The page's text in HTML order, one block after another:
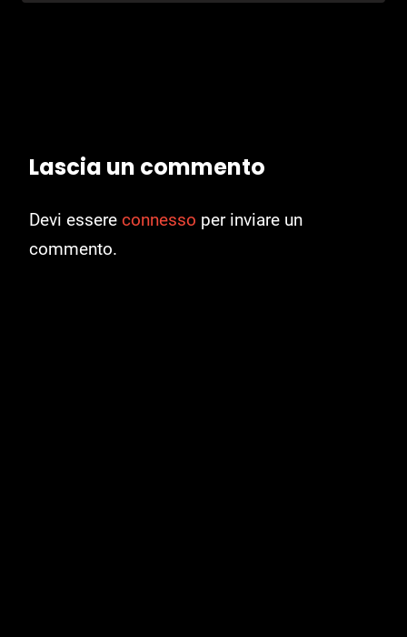
Lascia un commento
Devi essere connesso per inviare un
commento.